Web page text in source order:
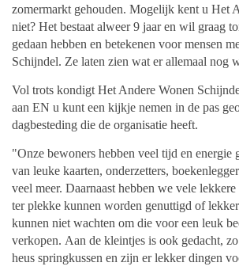
zomermarkt gehouden. Mogelijk kent u Het
niet? Het bestaat alweer 9 jaar en wil graag
gedaan hebben en betekenen voor mensen
Schijndel. Ze laten zien wat er allemaal nog
Vol trots kondigt Het Andere Wonen
aan EN u kunt een kijkje nemen in de pas
dagbesteding die de organisatie heeft.
"Onze bewoners hebben veel tijd en energie
van leuke kaarten, onderzetters,
veel meer. Daarnaast hebben we vele
ter plekke kunnen worden genuttigd of
kunnen niet wachten om die voor een leuk
verkopen. Aan de kleintjes is ook gedacht,
heus springkussen en zijn er lekker dingen